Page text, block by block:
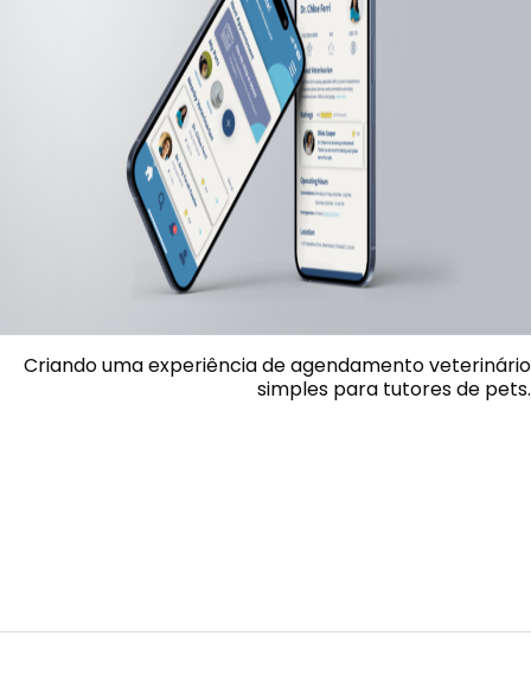
Criando uma experiência de agendamento veterinário
simples para tutores de pets.